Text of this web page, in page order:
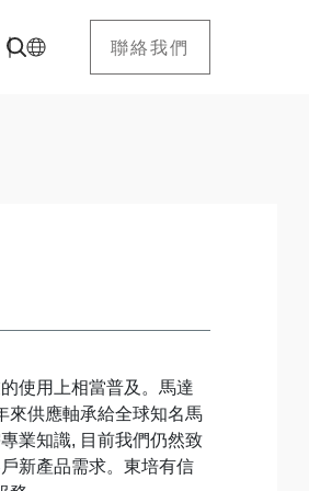
聯絡我們
使用上相當普及。馬達
來供應軸承給全球知名馬
業知識, 目前我們仍然致
新產品需求。東培有信